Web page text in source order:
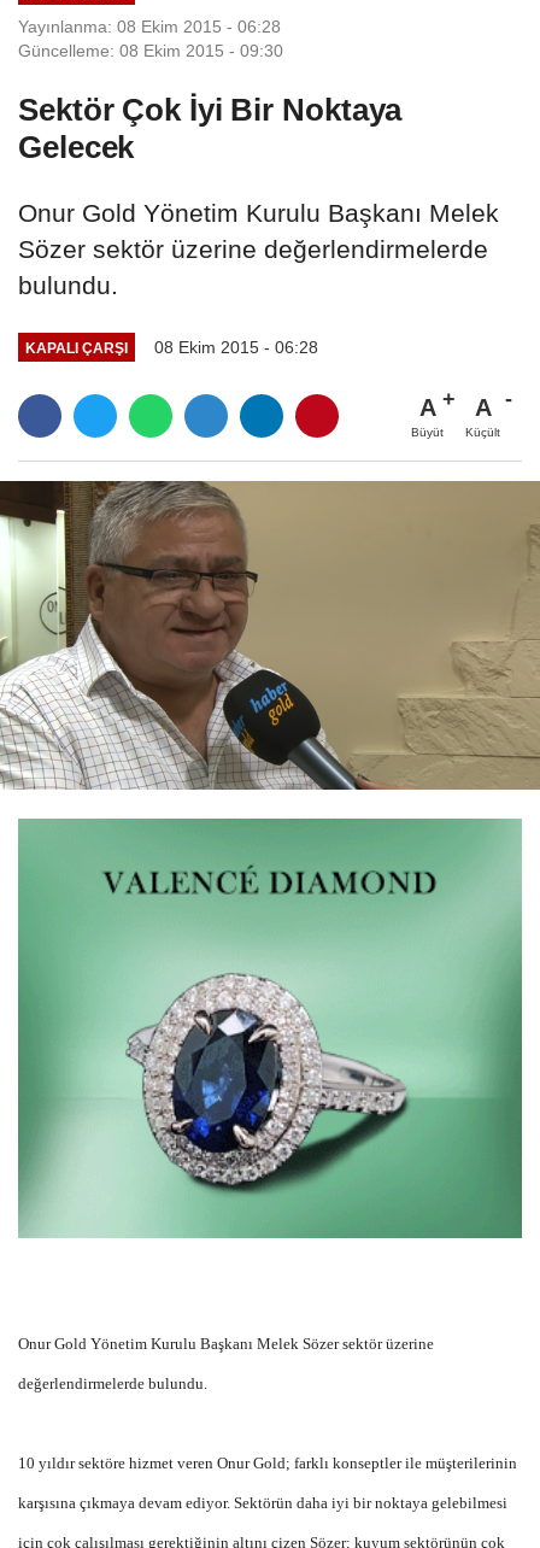
Yayınlanma: 08 Ekim 2015 - 06:28
Güncelleme: 08 Ekim 2015 - 09:30
Sektör Çok İyi Bir Noktaya
Gelecek
Onur Gold Yönetim Kurulu Başkanı Melek
Sözer sektör üzerine değerlendirmelerde
bulundu.
KAPALI ÇARŞI 08 Ekim 2015 - 06:28
A
Büyüt
A
Küçült
Onur Gold Yönetim Kurulu Başkanı Melek Sözer sektör üzerine
değerlendirmelerde bulundu.
10 yıldır sektöre hizmet veren Onur Gold; farklı konseptler ile müşterilerinin
karşısına çıkmaya devam ediyor. Sektörün daha iyi bir noktaya gelebilmesi
için çok çalışılması gerektiğinin altını çizen Sözer; kuyum sektörünün çok